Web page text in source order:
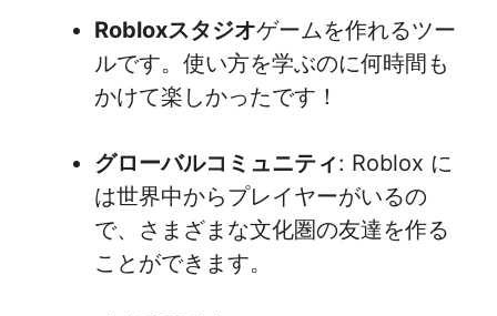
Robloxスタジオゲームを作れるツー
ルです。使い方を学ぶのに何時間も
かけて楽しかったです！
グローバルコミュニティ: Roblox に
は世界中からプレイヤーがいるの
で、さまざまな文化圏の友達を作る
ことができます。